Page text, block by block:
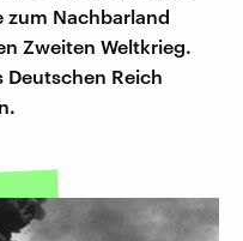
zum Nachbarland
Zweiten Weltkrieg.
Reich